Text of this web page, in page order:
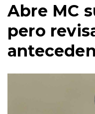
Abre MC
pero